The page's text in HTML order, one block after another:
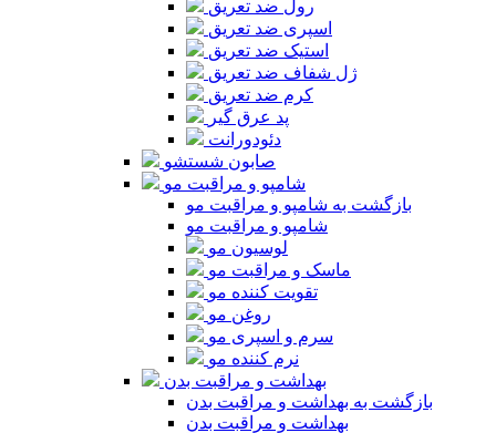
رول ضد تعریق
اسپری ضد تعریق
استیک ضد تعریق
ژل شفاف ضد تعریق
کرم ضد تعریق
پد عرق گیر
دئودورانت
صابون شستشو
شامپو و مراقبت مو
بازگشت به شامپو و مراقبت مو
شامپو و مراقبت مو
لوسیون مو
ماسک و مراقبت مو
تقویت کننده مو
روغن مو
سرم و اسپری مو
نرم کننده مو
بهداشت و مراقبت بدن
بازگشت به بهداشت و مراقبت بدن
بهداشت و مراقبت بدن